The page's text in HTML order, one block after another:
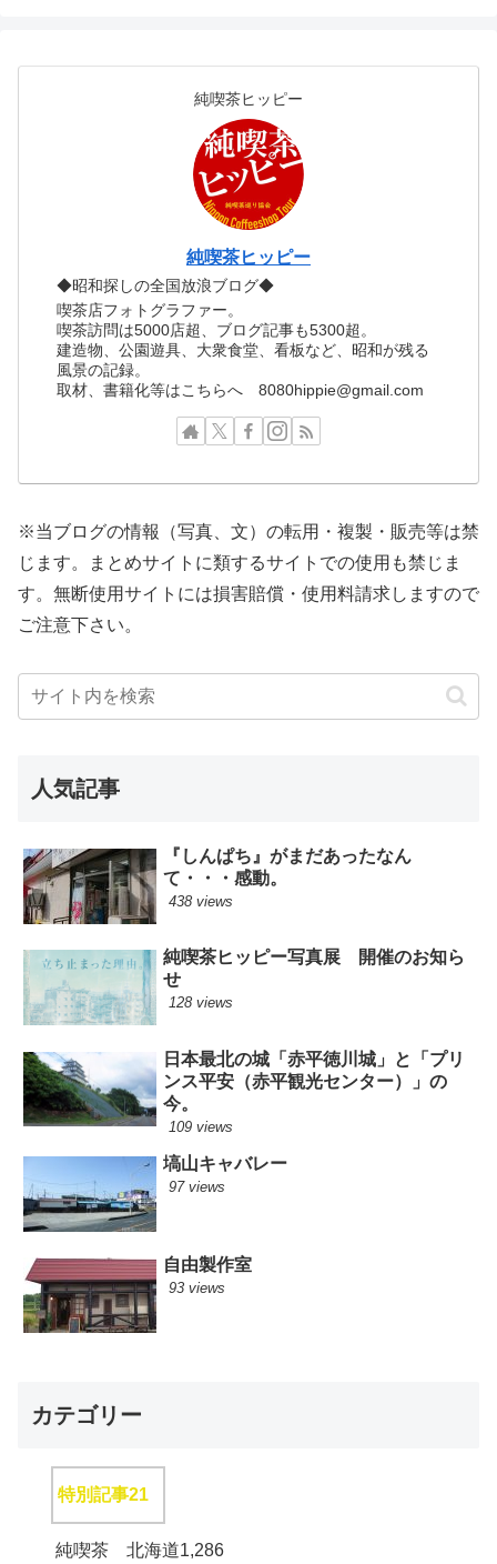
純喫茶ヒッピー
純喫茶ヒッピー
◆昭和探しの全国放浪ブログ◆
喫茶店フォトグラファー。
喫茶訪問は5000店超、ブログ記事も5300超。
建造物、公園遊具、大衆食堂、看板など、昭和が残る
風景の記録。
取材、書籍化等はこちらへ 8080hippie@gmail.com
※当ブログの情報（写真、文）の転用・複製・販売等は禁
じます。まとめサイトに類するサイトでの使用も禁じま
す。無断使用サイトには損害賠償・使用料請求しますので
ご注意下さい。
人気記事
『しんぱち』がまだあったなん
て・・・感動。
438 views
純喫茶ヒッピー写真展 開催のお知ら
せ
128 views
日本最北の城「赤平徳川城」と「プリ
ンス平安（赤平観光センター）」の
今。
109 views
塙山キャバレー
97 views
自由製作室
93 views
カテゴリー
特別記事21
純喫茶 北海道1,286